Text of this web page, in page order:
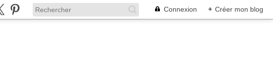
Connexion + Créer mon blog